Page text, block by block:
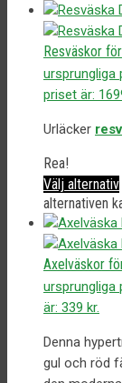
Resväskor
ursprungliga
priset är:
Urläcker
Rea!
Välj alternativ
alternativen
Axelväskor
ursprungliga
är: 339 kr.
Denna
gul och röd